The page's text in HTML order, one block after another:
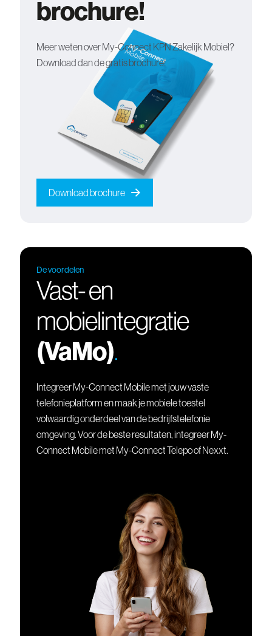
brochure!
Meer weten over My-Connect KPN Zakelijk Mobiel?
Download dan de gratis brochure!
Download brochure
De voordelen
Vast- en
mobielintegratie
(VaMo).
Integreer My-Connect Mobile met jouw vaste
telefonieplatform en maak je mobiele toestel
volwaardig onderdeel van de bedrijfstelefonie
omgeving. Voor de beste resultaten, integreer My-
Connect Mobile met My-Connect Telepo of Nexxt.